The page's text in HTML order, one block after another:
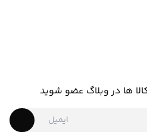
ها در وبلاگ عضو شوید